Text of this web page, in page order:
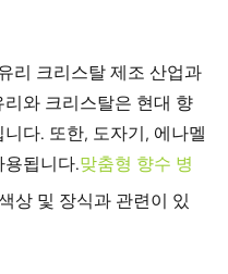
리 크리스탈 제조 산업과
와 크리스탈은 현대 향
다. 또한, 도자기, 에나멜
용됩니다.맞춤형 향수 병
상 및 장식과 관련이 있